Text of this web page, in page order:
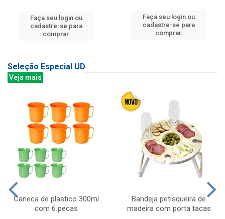
Faça seu login ou
cadastre-se para
comprar.
Faça seu login ou
cadastre-se para
comprar.
Seleção Especial UD
Veja mais
Caneca de plastico 300ml
com 6 pecas
Bandeja petisqueira de
madeira com porta tacas